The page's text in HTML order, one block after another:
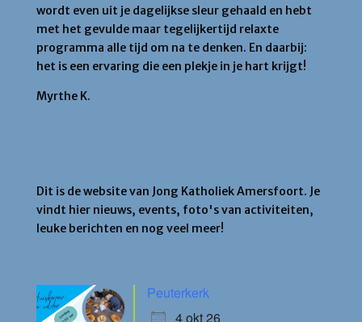
wordt even uit je dagelijkse sleur gehaald en hebt
met het gevulde maar tegelijkertijd relaxte
programma alle tijd om na te denken. En daarbij:
het is een ervaring die een plekje in je hart krijgt!
Myrthe K.
Dit is de website van Jong Katholiek Amersfoort. Je
vindt hier nieuws, events, foto's van activiteiten,
leuke berichten en nog veel meer!
Peuterkerk
4 okt 26